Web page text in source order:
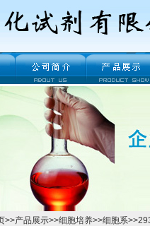
>>产品展示>>细胞培养>>细胞系